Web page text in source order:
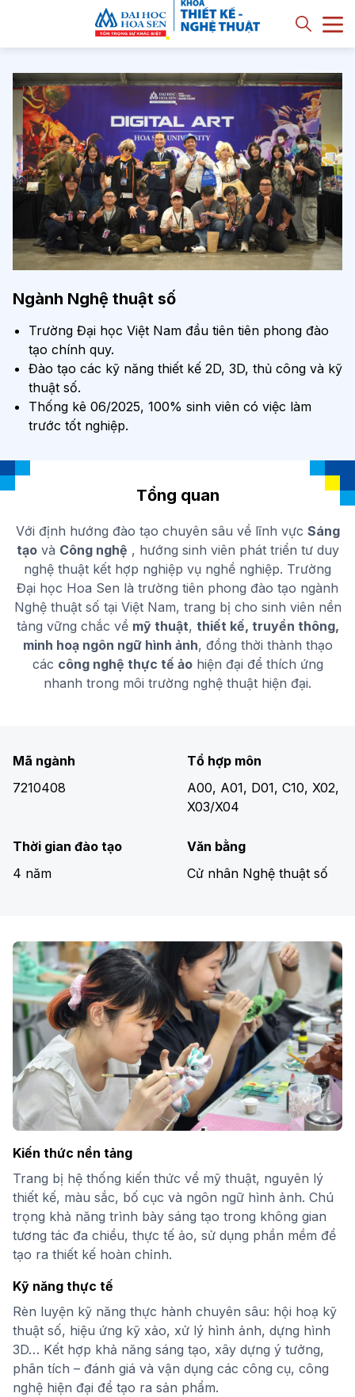
Ngành Nghệ thuật số
Trường Đại học Việt Nam đầu tiên tiên phong đào
tạo chính quy.
Đào tạo các kỹ năng thiết kế 2D, 3D, thủ công và kỹ
thuật số.
Thống kê 06/2025, 100% sinh viên có việc làm
trước tốt nghiệp.
Tổng quan
Với định hướng đào tạo chuyên sâu về lĩnh vực Sáng
tạovà Công nghệ , hướng sinh viên phát triển tư duy
nghệ thuật kết hợp nghiệp vụ nghề nghiệp. Trường
Đại học Hoa Sen là trường tiên phong đào tạo ngành
Nghệ thuật số tại Việt Nam, trang bị cho sinh viên nền
tảng vững chắc về mỹ thuật, thiết kế, truyền thông,
minh hoạ ngôn ngữ hình ảnh, đồng thời thành thạo
các công nghệ thực tế ảohiện đại để thích ứng
nhanh trong môi trường nghệ thuật hiện đại.
Mã ngành
7210408
Tổ hợp môn
A00, A01, D01, C10, X02,
X03/X04
Thời gian đào tạo
4 năm
Văn bằng
Cử nhân Nghệ thuật số
Kiến thức nền tảng
Trang bị hệ thống kiến thức về mỹ thuật, nguyên lý
thiết kế, màu sắc, bố cục và ngôn ngữ hình ảnh. Chú
trọng khả năng trình bày sáng tạo trong không gian
tương tác đa chiều, thực tế ảo, sử dụng phần mềm để
tạo ra thiết kế hoàn chỉnh.
Kỹ năng thực tế
Rèn luyện kỹ năng thực hành chuyên sâu: hội hoạ kỹ
thuật số, hiệu ứng kỹ xảo, xử lý hình ảnh, dựng hình
3D… Kết hợp khả năng sáng tạo, xây dựng ý tưởng,
phân tích – đánh giá và vận dụng các công cụ, công
nghệ hiện đại để tạo ra sản phẩm.